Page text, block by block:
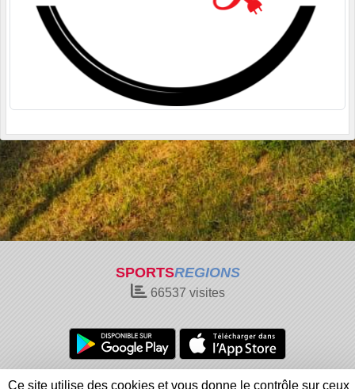
SPORTSREGIONS
66537 visites
Charte cookies Gestion des cookies
Ce site utilise des cookies et vous donne le contrôle sur ceux